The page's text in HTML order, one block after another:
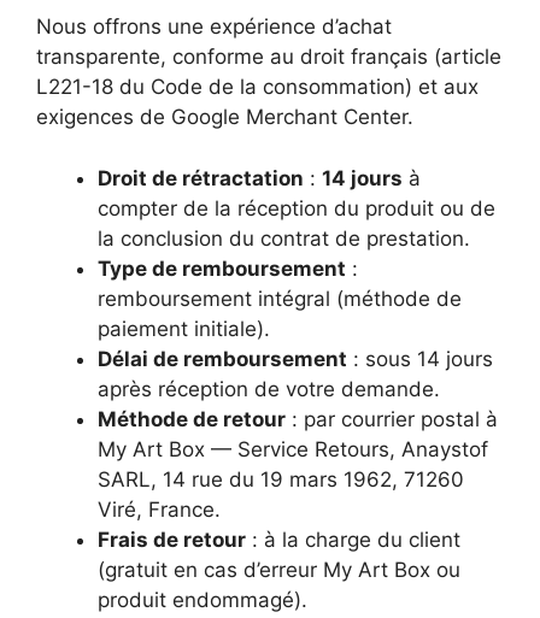
Nous offrons une expérience d’achat
transparente, conforme au droit français (article
L221-18 du Code de la consommation) et aux
exigences de Google Merchant Center.
Droit de rétractation : 14 jours à
compter de la réception du produit ou de
la conclusion du contrat de prestation.
Type de remboursement :
remboursement intégral (méthode de
paiement initiale).
Délai de remboursement : sous 14 jours
après réception de votre demande.
Méthode de retour : par courrier postal à
My Art Box — Service Retours, Anaystof
SARL, 14 rue du 19 mars 1962, 71260
Viré, France.
Frais de retour : à la charge du client
(gratuit en cas d’erreur My Art Box ou
produit endommagé).